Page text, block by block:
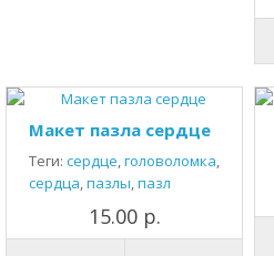
Макет пазла сердце
Теги: сердце,головоломка,
сердца,пазлы,пазл
15.00 р.